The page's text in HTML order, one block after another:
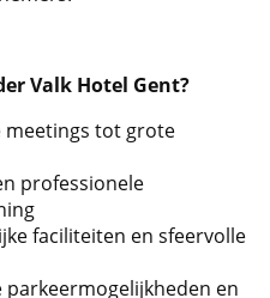
Valk Hotel Gent?
meetings tot grote
professionele
faciliteiten en sfeervolle
en